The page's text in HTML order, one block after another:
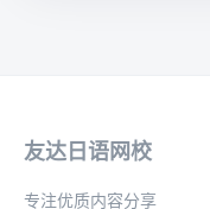
友达日语网校
专注优质内容分享